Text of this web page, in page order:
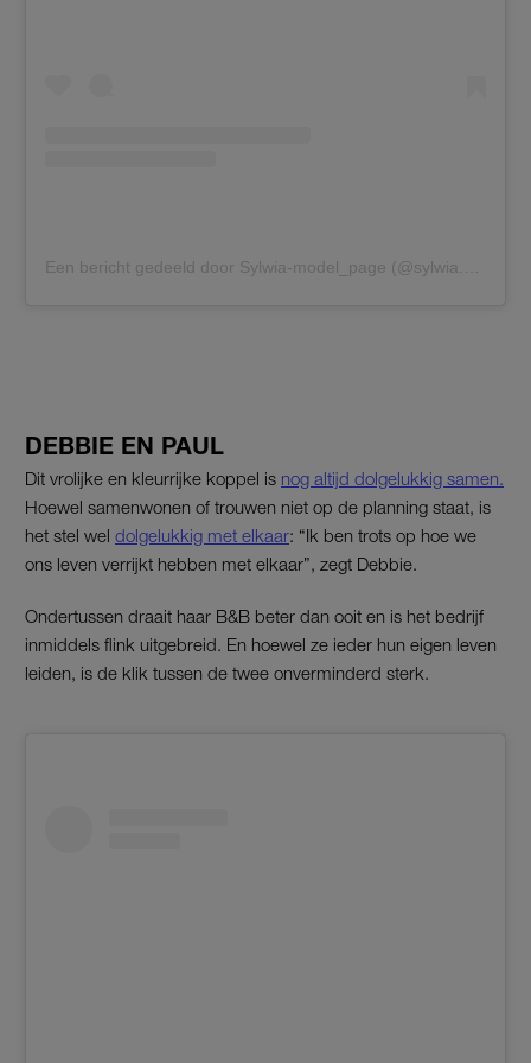
DEBBIE EN PAUL
Dit vrolijke en kleurrijke koppel is nog altijd dolgelukkig samen.
Hoewel samenwonen of trouwen niet op de planning staat, is
het stel wel dolgelukkig met elkaar: “Ik ben trots op hoe we
ons leven verrijkt hebben met elkaar”, zegt Debbie.
Ondertussen draait haar B&B beter dan ooit en is het bedrijf
inmiddels flink uitgebreid. En hoewel ze ieder hun eigen leven
leiden, is de klik tussen de twee onverminderd sterk.